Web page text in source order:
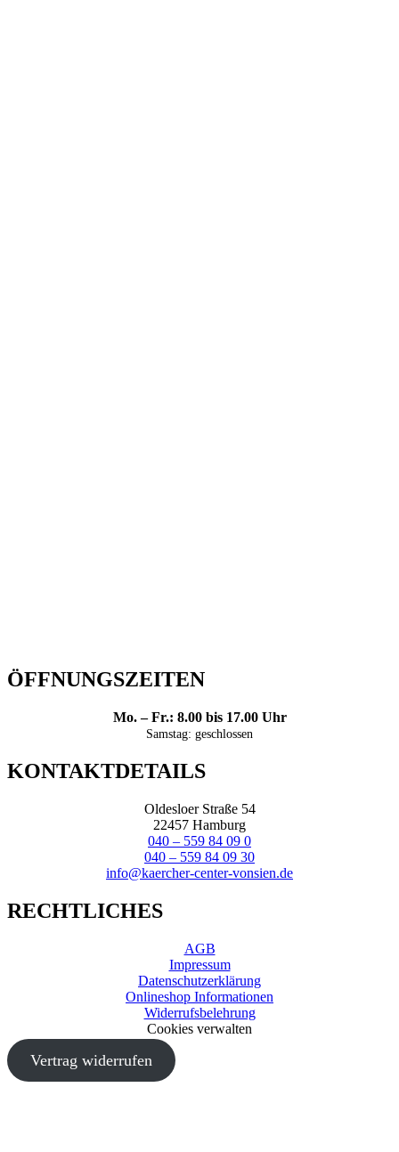
ÖFFNUNGSZEITEN
Mo. – Fr.: 8.00 bis 17.00 Uhr
Samstag: geschlossen
KONTAKTDETAILS
Oldesloer Straße 54
22457 Hamburg
040 – 559 84 09 0
040 – 559 84 09 30
info@kaercher-center-vonsien.de
RECHTLICHES
AGB
Impressum
Datenschutzerklärung
Onlineshop Informationen
Widerrufsbelehrung
Cookies verwalten
Vertrag widerrufen